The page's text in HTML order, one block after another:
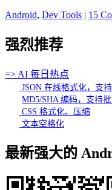
Android, Dev Tools | 15
强烈推荐
=> AI 每日热点
JSON 在线格式化，支
MD5/SHA 编码，支持
CSS 格式化、压缩
文本空格化
最新强大的